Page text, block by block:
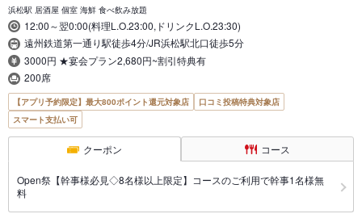
浜松駅 居酒屋 個室 海鮮 食べ飲み放題
12:00～翌0:00(料理L.O.23:00,ドリンクL.O.23:30)
遠州鉄道第一通り駅徒歩4分/JR浜松駅北口徒歩5分
3000円 ★宴会プラン2,680円~割引特典有
200席
【アプリ予約限定】最大800ポイント還元対象店
口コミ投稿特典対象店
スマート支払い可
クーポン コース
Open祭【幹事様必見◇8名様以上限定】コースのご利用で幹事1名様無
料